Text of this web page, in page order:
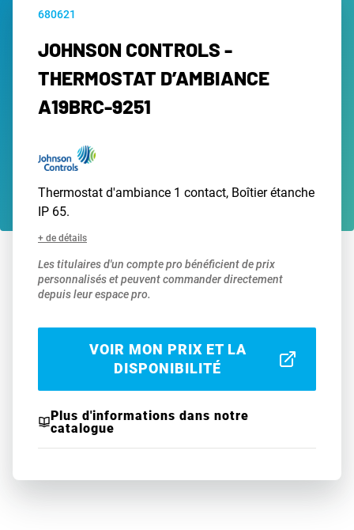
680621
JOHNSON CONTROLS -
THERMOSTAT D’AMBIANCE
A19BRC-9251
Thermostat d'ambiance 1 contact, Boîtier étanche
IP 65.
+ de détails
Les titulaires d'un compte pro bénéficient de prix
personnalisés et peuvent commander directement
depuis leur espace pro.
VOIR MON PRIX ET LA
DISPONIBILITÉ
Plus d'informations dans notre
catalogue